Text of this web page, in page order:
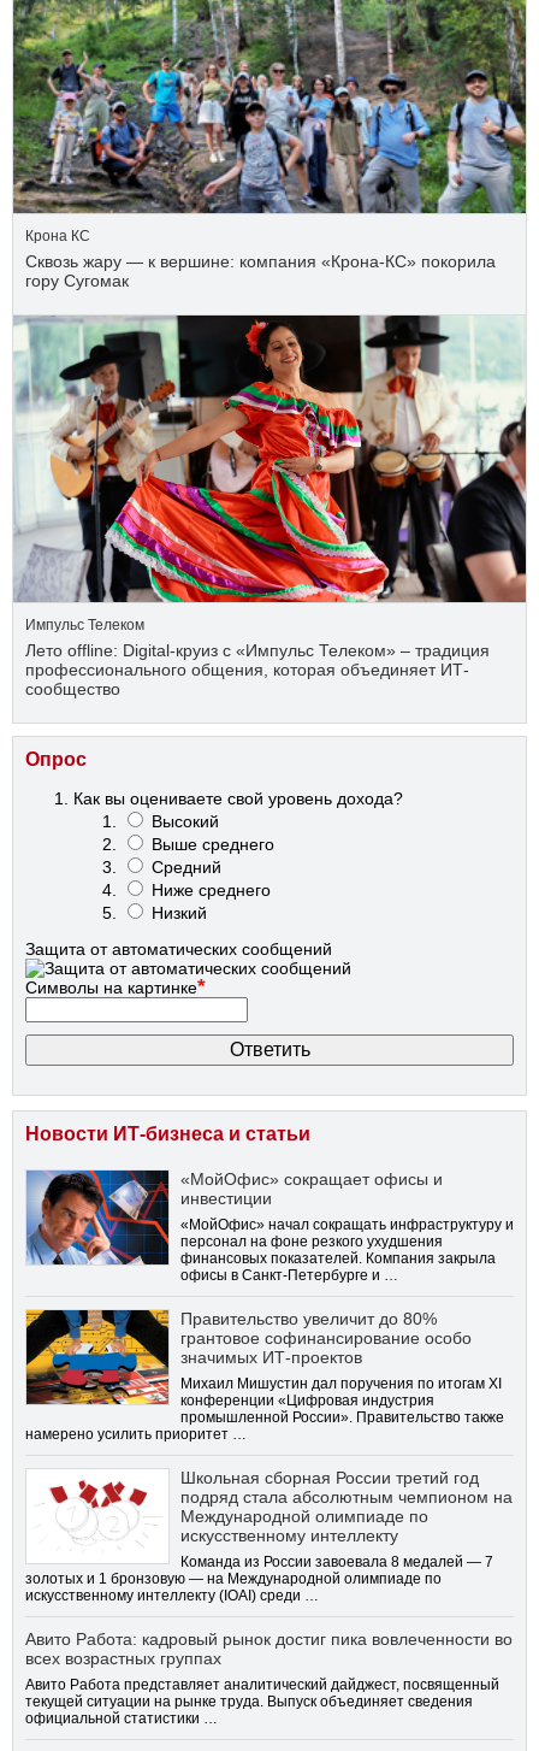
Крона КС
Сквозь жару — к вершине: компания «Крона‑КС» покорила
гору Сугомак
Импульс Телеком
Лето offline: Digital-круиз с «Импульс Телеком» – традиция
профессионального общения, которая объединяет ИТ-
сообщество
Опрос
Как вы оцениваете свой уровень дохода?
Высокий
Выше среднего
Средний
Ниже среднего
Низкий
Защита от автоматических сообщений
Символы на картинке*
Новости ИТ-бизнеса и статьи
«МойОфис» сокращает офисы и
инвестиции
«МойОфис» начал сокращать инфраструктуру и
персонал на фоне резкого ухудшения
финансовых показателей. Компания закрыла
офисы в Санкт-Петербурге и …
Правительство увеличит до 80%
грантовое софинансирование особо
значимых ИТ-проектов
Михаил Мишустин дал поручения по итогам XI
конференции «Цифровая индустрия
промышленной России». Правительство также
намерено усилить приоритет …
Школьная сборная России третий год
подряд стала абсолютным чемпионом на
Международной олимпиаде по
искусственному интеллекту
Команда из России завоевала 8 медалей — 7
золотых и 1 бронзовую — на Международной олимпиаде по
искусственному интеллекту (IOAI) среди …
Авито Работа: кадровый рынок достиг пика вовлеченности во
всех возрастных группах
Авито Работа представляет аналитический дайджест, посвященный
текущей ситуации на рынке труда. Выпуск объединяет сведения
официальной статистики …